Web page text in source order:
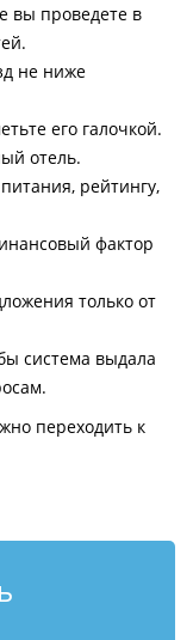
вы проведете в
не ниже
его галочкой.
отель.
рейтингу,
фактор
только от
система выдала
переходить к